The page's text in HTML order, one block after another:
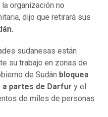
la organización no
dijo que retirará sus
sudanesas están
su trabajo en zonas de
de Sudán bloquea
partes de Darfur y el
de miles de personas